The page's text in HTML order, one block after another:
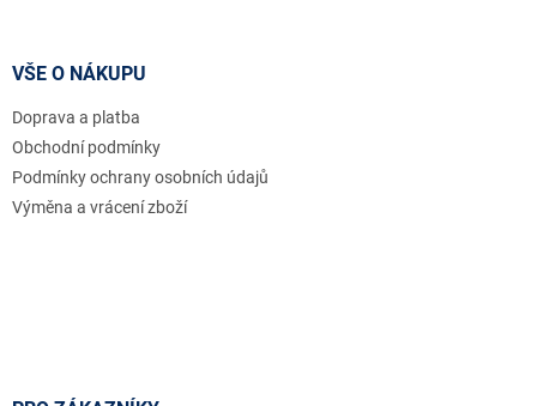
VŠE O NÁKUPU
Doprava a platba
Obchodní podmínky
Podmínky ochrany osobních údajů
Výměna a vrácení zboží